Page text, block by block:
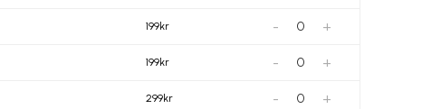
199kr - +
199kr - +
299kr - +